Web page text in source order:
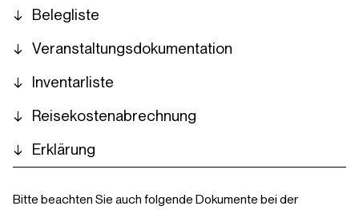
Belegliste
Veranstaltungsdokumentation
Inventarliste
Reisekostenabrechnung
Erklärung
Bitte beachten Sie auch folgende Dokumente bei der